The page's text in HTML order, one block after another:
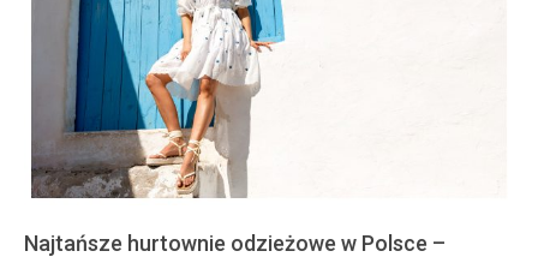
Najtańsze hurtownie odzieżowe w Polsce –